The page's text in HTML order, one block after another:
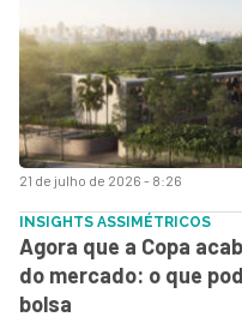
21 de julho de 2026 - 8:26
INSIGHTS ASSIMÉTRICOS
Agora que a Copa
do mercado: o que
bolsa